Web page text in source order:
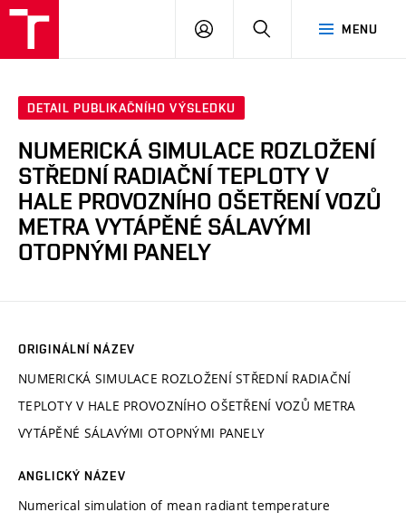
MENU
PŘIHLÁSIT
DETAIL PUBLIKAČNÍHO VÝSLEDKU
NUMERICKÁ SIMULACE ROZLOŽENÍ
STŘEDNÍ RADIAČNÍ TEPLOTY V
HALE PROVOZNÍHO OŠETŘENÍ VOZŮ
METRA VYTÁPĚNÉ SÁLAVÝMI
OTOPNÝMI PANELY
ORIGINÁLNÍ NÁZEV
NUMERICKÁ SIMULACE ROZLOŽENÍ STŘEDNÍ RADIAČNÍ
TEPLOTY V HALE PROVOZNÍHO OŠETŘENÍ VOZŮ METRA
VYTÁPĚNÉ SÁLAVÝMI OTOPNÝMI PANELY
ANGLICKÝ NÁZEV
Numerical simulation of mean radiant temperature